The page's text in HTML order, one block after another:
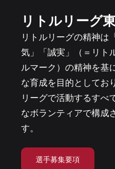
リトルリーグ
リトルリーグの精神は
気」「誠実」（＝リト
ルマーク）の精神を基
な育成を目的としてお
リーグで活動するすべ
なボランティアで構成
す。
選手募集要項